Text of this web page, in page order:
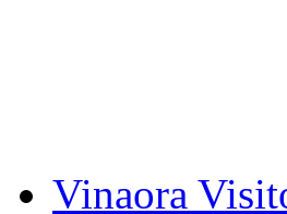
Vinaora